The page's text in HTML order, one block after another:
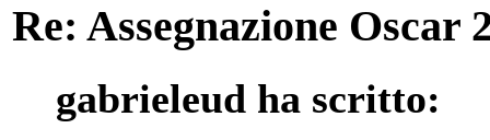
Re: Assegnazione Oscar
gabrieleud ha scritto: